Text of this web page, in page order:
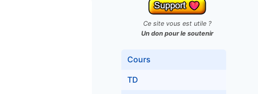
Ce site vous est utile ?
Un don pour le soutenir
Cours
TD